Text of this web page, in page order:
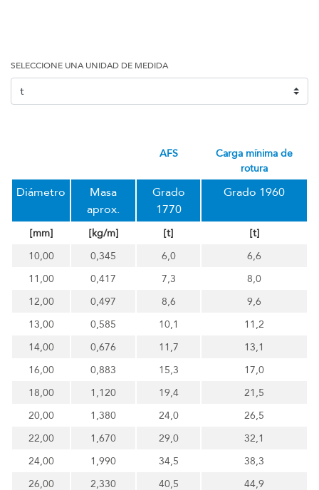
SELECCIONE UNA UNIDAD DE MEDIDA
AFS
carga mínima de
rotura
Diámetro
Masa
aprox.
Grado
1770
Grado 1960
[mm] [kg/m] [t]
[t]
10,00
0,345 6,0
6,6
11,00
0,417 7,3
8,0
12,00
0,497 8,6
9,6
13,00
0,585 10,1
11,2
14,00
0,676 11,7
13,1
16,00
0,883 15,3
17,0
18,00
1,120 19,4
21,5
20,00
1,380 24,0
26,5
22,00
1,670 29,0
32,1
24,00
1,990 34,5
38,3
26,00
2,330 40,5
44,9